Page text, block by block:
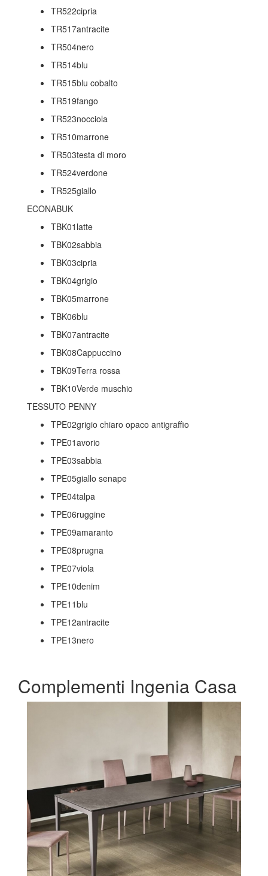
TR522cipria
TR517antracite
TR504nero
TR514blu
TR515blu cobalto
TR519fango
TR523nocciola
TR510marrone
TR503testa di moro
TR524verdone
TR525giallo
ECONABUK
TBK01latte
TBK02sabbia
TBK03cipria
TBK04grigio
TBK05marrone
TBK06blu
TBK07antracite
TBK08Cappuccino
TBK09Terra rossa
TBK10Verde muschio
TESSUTO PENNY
TPE02grigio chiaro opaco antigraffio
TPE01avorio
TPE03sabbia
TPE05giallo senape
TPE04talpa
TPE06ruggine
TPE09amaranto
TPE08prugna
TPE07viola
TPE10denim
TPE11blu
TPE12antracite
TPE13nero
Complementi Ingenia Casa